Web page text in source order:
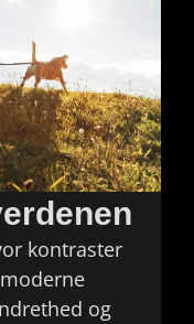
kontraster
og